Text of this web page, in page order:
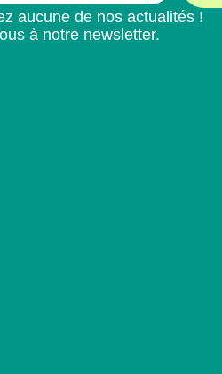
aucune de nos actualités !
à notre newsletter.